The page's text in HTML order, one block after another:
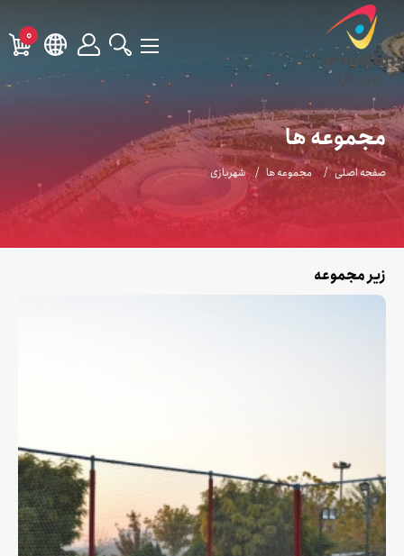
0
مجموعه ها
صفحه اصلی مجموعه ها شهربازی
زیر مجموعه